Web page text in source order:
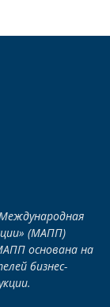
(МАПП)
основана на
бизнес-